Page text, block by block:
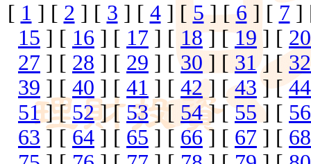
[ 1 ] [ 2 ] [ 3 ] [ 4] [ 5] [6 ] [ 7 ]
15 ] [ 16 ] [ 17 ] [ 18] [19 ] [ 20
27 ] [ 28 ] [ 29 ] [30 ] [ 31] [ 32
39 ] [ 40 ] [ 41 ] [ 42] [43 ] [44
51] [52] [53] [ 54] [55] [ 56
63 ] [64 ] [ 65 ] [ 66] [ 67 ] [ 68